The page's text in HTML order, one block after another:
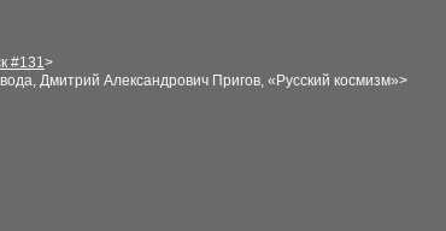
#131>
Дмитрий Александрович Пригов, «Русский космизм»>